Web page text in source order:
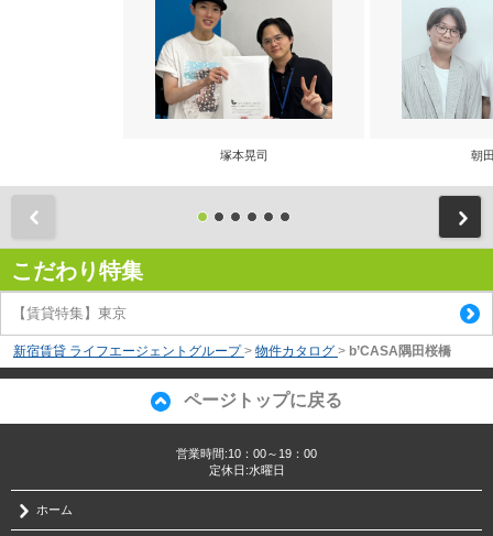
塚本晃司 朝
こだわり特集
【賃貸特集】東京
新宿賃貸 ライフエージェントグループ > 物件カタログ > b’CASA隅田桜橋
ページトップに戻る
営業時間:10：00～19：00
定休日:水曜日
ホーム